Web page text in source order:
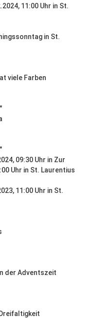
11:00 Uhr in St.
in St.
viele Farben
09:30 Uhr in Zur
Uhr in St. Laurentius
11:00 Uhr in St.
der Adventszeit